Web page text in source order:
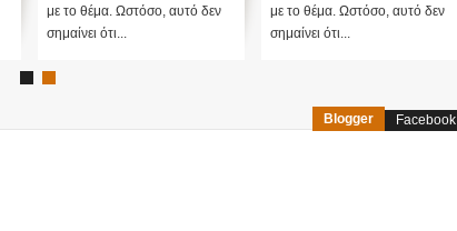
με το θέμα. Ωστόσο, αυτό δεν
σημαίνει ότι...
με το θέμα. Ωστόσο, αυτό δεν
σημαίνει ότι...
Blogger Facebook